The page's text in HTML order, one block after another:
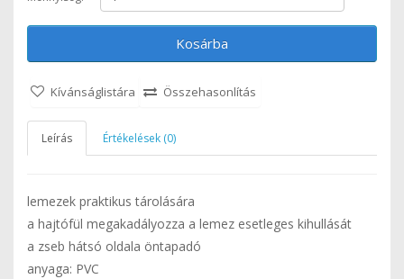
Kosárba
Kívánságlistára Összehasonlítás
Leírás Értékelések (0)
lemezek praktikus tárolására
a hajtófül megakadályozza a lemez esetleges kihullását
a zseb hátsó oldala öntapadó
anyaga: PVC